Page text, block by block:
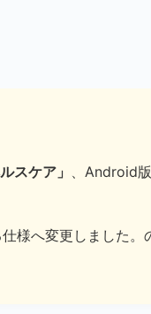
ルスケア」 、Android
様へ変更しました。